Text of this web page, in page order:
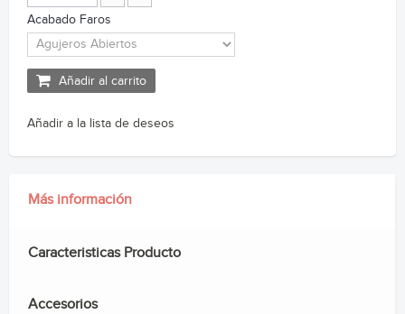
Acabado Faros
Añadir al carrito
Añadir a la lista de deseos
Más información
Caracteristicas Producto
Accesorios